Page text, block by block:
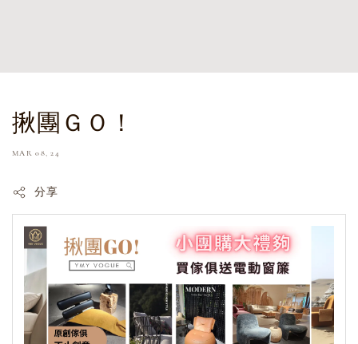
揪團ＧＯ！
MAR 08, 24
分享